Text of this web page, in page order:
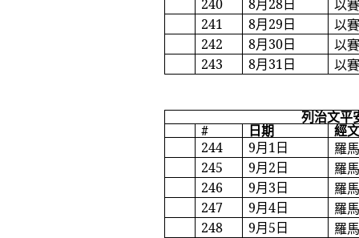
240 8月 28日
以
241
8月29日
以
242
8月30日
以
243
8月31日 以
列治文平
# 日期
經
244
9月1日
羅
245
9月2日
羅
246
9月3日
羅
247
9月4日
羅
248
9月5日
羅